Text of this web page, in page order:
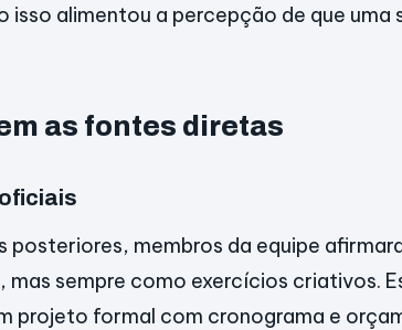
isso alimentou a percepção de que uma
as fontes diretas
posteriores, membros da equipe
mas sempre como exercícios criativos.
projeto formal com cronograma e